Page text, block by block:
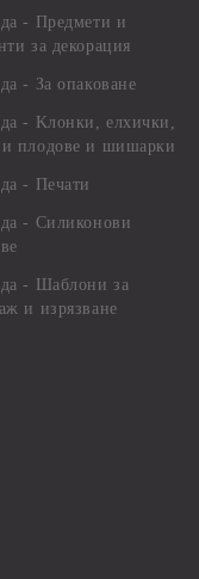
- Предмети и
за декорация
- За опаковане
- Kлонки, елхички,
плодове и шишарки
- Печати
- Силиконови
- Шаблони за
и изрязване